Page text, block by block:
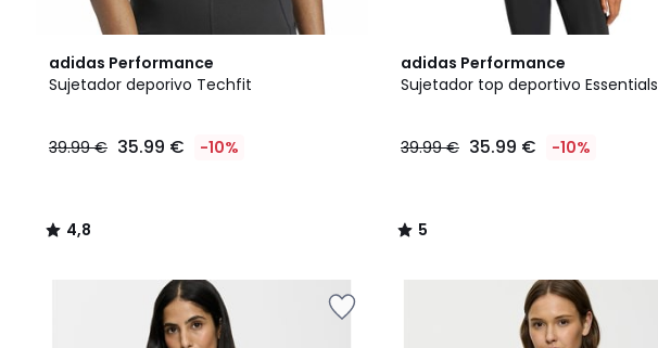
adidas Performance
Sujetador deporivo Techfit
39.99 € 35.99 € -10%
4,8
/ 5
4,8
/
adidas Performance
Sujetador top deportivo Essentials
39.99 € 35.99 € -10%
5
/
5
/